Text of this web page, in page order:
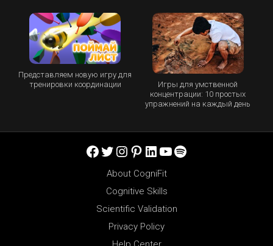
Представляем новую игру для
тренировки координации
Игры для умственной
концентрации: 10 простых
упражнений на каждый день
Facebook
Twitter
Instagram
Pinterest
LinkedIn
YouTube
Spotify
About CogniFit
Cognitive Skills
Scientific Validation
Privacy Policy